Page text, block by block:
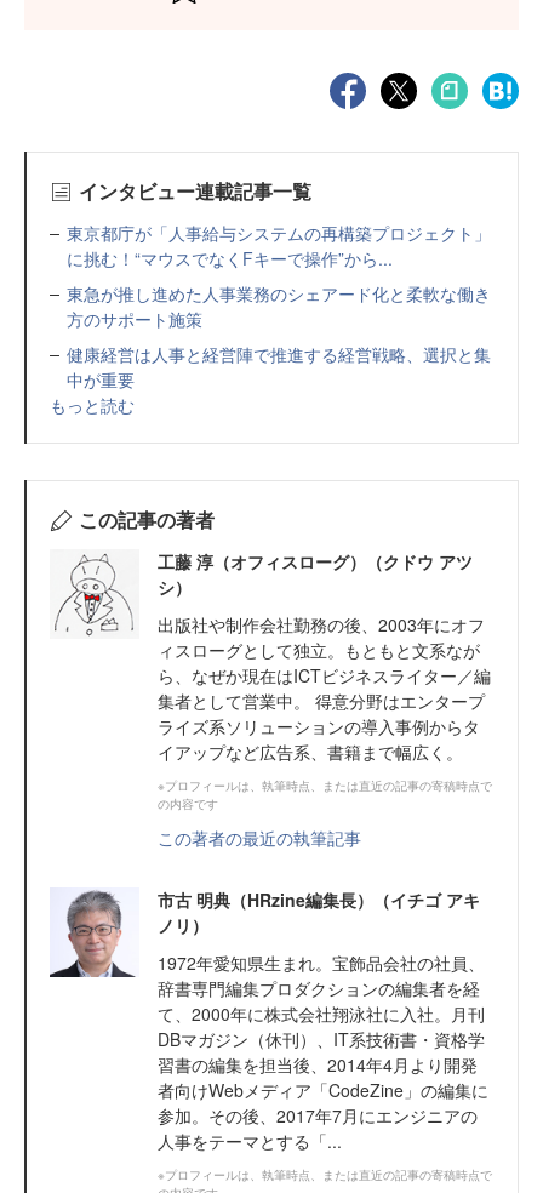
インタビュー連載記事一覧
東京都庁が「人事給与システムの再構築プロジェクト」
に挑む！“マウスでなくFキーで操作”から...
東急が推し進めた人事業務のシェアード化と柔軟な働き
方のサポート施策
健康経営は人事と経営陣で推進する経営戦略、選択と集
中が重要
もっと読む
この記事の著者
工藤 淳（オフィスローグ）（クドウ アツ
シ）
出版社や制作会社勤務の後、2003年にオフ
ィスローグとして独立。もともと文系なが
ら、なぜか現在はICTビジネスライター／編
集者として営業中。 得意分野はエンタープ
ライズ系ソリューションの導入事例からタ
イアップなど広告系、書籍まで幅広く。
※プロフィールは、執筆時点、または直近の記事の寄稿時点で
の内容です
この著者の最近の執筆記事
市古 明典（HRzine編集長）（イチゴ アキ
ノリ）
1972年愛知県生まれ。宝飾品会社の社員、
辞書専門編集プロダクションの編集者を経
て、2000年に株式会社翔泳社に入社。月刊
DBマガジン（休刊）、IT系技術書・資格学
習書の編集を担当後、2014年4月より開発
者向けWebメディア「CodeZine」の編集に
参加。その後、2017年7月にエンジニアの
人事をテーマとする「...
※プロフィールは、執筆時点、または直近の記事の寄稿時点で